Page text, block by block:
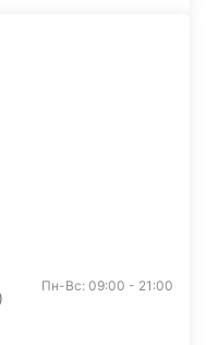
Пн-Вс: 09:00 - 21:00